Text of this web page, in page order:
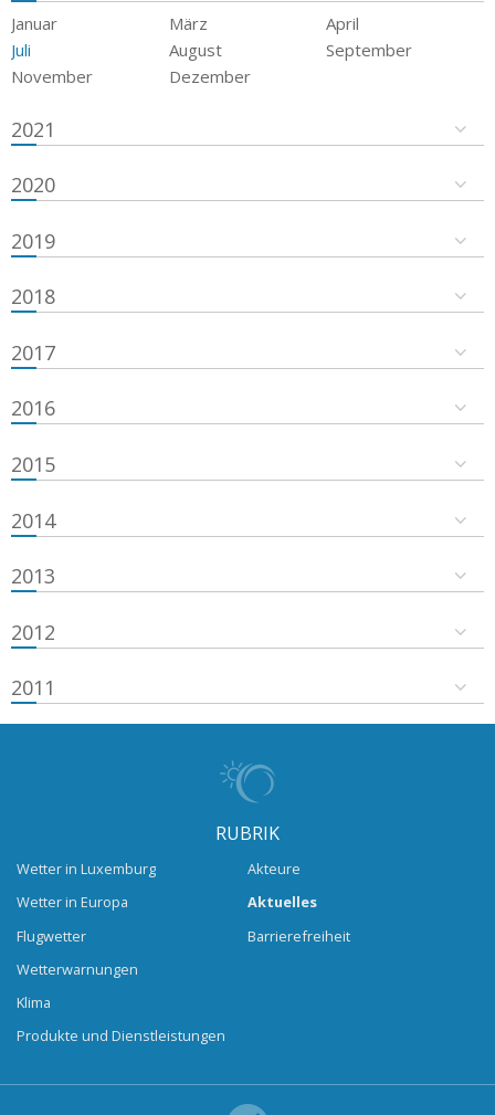
Januar März
April
Juli
August
September
November
Dezember
2021
2020
2019
2018
2017
2016
2015
2014
2013
2012
2011
RUBRIK
Wetter in Luxemburg
Wetter in Europa
Flugwetter
Wetterwarnungen
Klima
Produkte und Dienstleistungen
Akteure
Aktuelles
Barrierefreiheit